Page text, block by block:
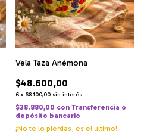
Vela Taza Anémona
$48.600,00
6 x $8.100,00 sin interés
$38.880,00 con Transferencia o
depósito bancario
¡No te lo pierdas, es el último!